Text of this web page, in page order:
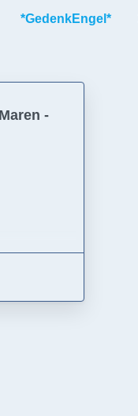
*GedenkEngel*
-